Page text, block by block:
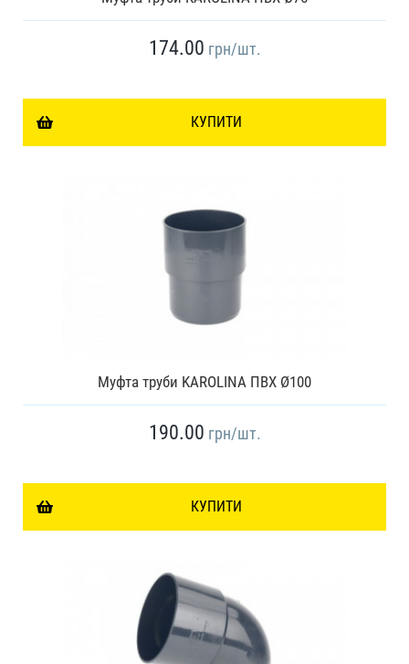
174.00 грн/шт.
КУПИТИ
Муфта труби KAROLINA ПВХ Ø100
190.00 грн/шт.
КУПИТИ